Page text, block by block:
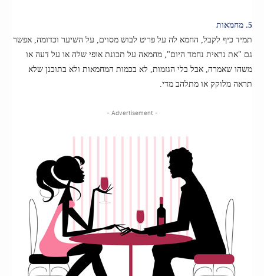
5. מחמאות
תמיד כיף לקבל, החמא לה על פריט לבוש מסוים, על השיער וכדומה, אפשר
גם "את נראית נחמד היום", מחמאה על תכונת אופי שלה או על דעה או
משהו שאמרה, אבל בלי הגזמות, לא בכמות המחמאות ולא בתוכנן שלא
תראה מלוקק או מתלהב מדי.
- Advertisement -